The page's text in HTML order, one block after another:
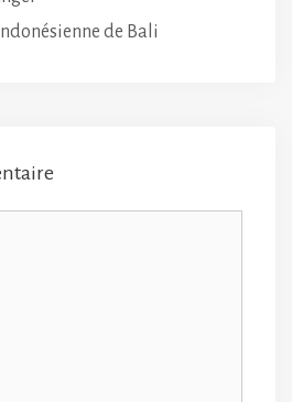
de Bali